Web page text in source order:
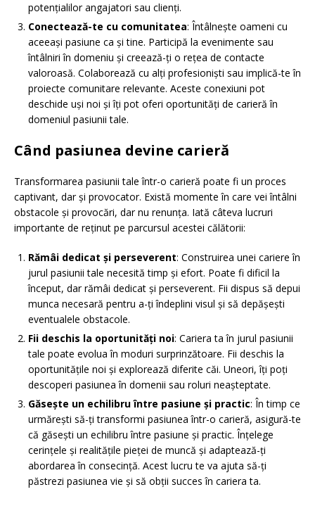
potențialilor angajatori sau clienți.
Conectează-te cu comunitatea: Întâlnește oameni cu
aceeași pasiune ca și tine. Participă la evenimente sau
întâlniri în domeniu și creează-ți o rețea de contacte
valoroasă. Colaborează cu alți profesioniști sau implică-te în
proiecte comunitare relevante. Aceste conexiuni pot
deschide uși noi și îți pot oferi oportunități de carieră în
domeniul pasiunii tale.
Când pasiunea devine carieră
Transformarea pasiunii tale într-o carieră poate fi un proces
captivant, dar și provocator. Există momente în care vei întâlni
obstacole și provocări, dar nu renunța. Iată câteva lucruri
importante de reținut pe parcursul acestei călătorii:
Rămâi dedicat și perseverent: Construirea unei cariere în
jurul pasiunii tale necesită timp și efort. Poate fi dificil la
început, dar rămâi dedicat și perseverent. Fii dispus să depui
munca necesară pentru a-ți îndeplini visul și să depășești
eventualele obstacole.
Fii deschis la oportunități noi: Cariera ta în jurul pasiunii
tale poate evolua în moduri surprinzătoare. Fii deschis la
oportunitățile noi și explorează diferite căi. Uneori, îți poți
descoperi pasiunea în domenii sau roluri neașteptate.
Găsește un echilibru între pasiune și practic: În timp ce
urmărești să-ți transformi pasiunea într-o carieră, asigură-te
că găsești un echilibru între pasiune și practic. Înțelege
cerințele și realitățile pieței de muncă și adaptează-ți
abordarea în consecință. Acest lucru te va ajuta să-ți
păstrezi pasiunea vie și să obții succes în cariera ta.